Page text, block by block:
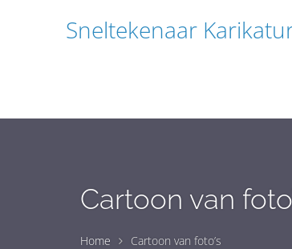
Sneltekenaar
Cartoon van
Home Cartoon van foto’s